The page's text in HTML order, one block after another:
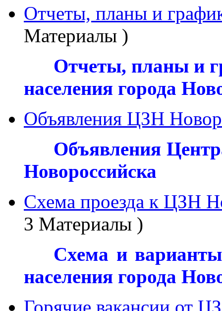
Отчеты, планы и
Материалы )
Отчеты, планы и
населения города
Объявления ЦЗН
Объявления
Новороссийска
Схема проезда к ЦЗН
3 Материалы )
Схема и
населения города